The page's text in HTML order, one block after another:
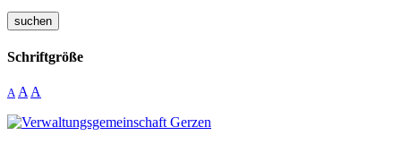
suchen
Schriftgröße
A A A